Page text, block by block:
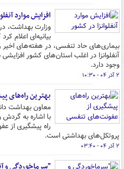
افزایش موارد
وزارت بهداشت،
بیانیه‌ای اعلام
بیماری‌های حاد تنفسی، در هفته‌های اخیر
آنفلوانزا در اغلب استان‌های کشور
وجود دارد.
۲ آذر ۰۴ - ۱۰:۳۰
بهترین راه‌های
معاون بهداشت
با اشاره به
راه پیشگیری از
پروتکل‌های بهداشتی است.
۲ آذر ۰۴ - ۰۳:۴۰